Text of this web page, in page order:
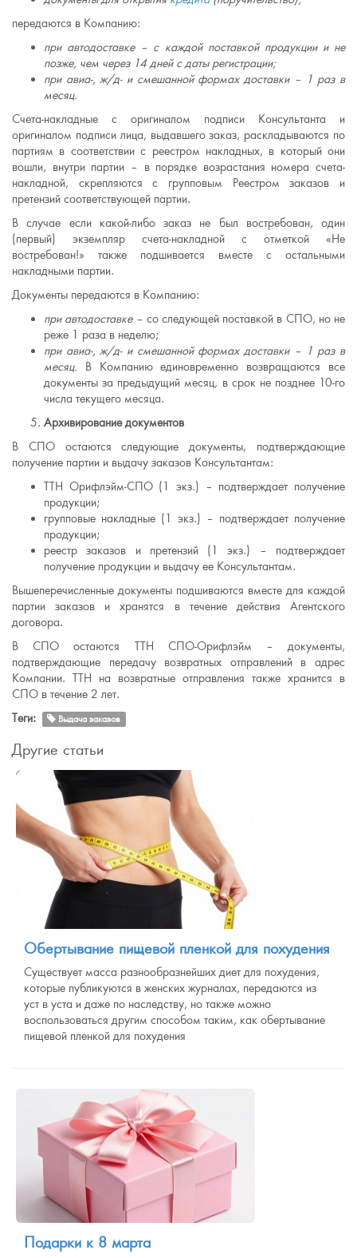
передаются в Компанию:
при автодоставке – с каждой поставкой продукции и не
позже, чем через 14 дней с даты регистрации;
при авиа-, ж/д- и смешанной формах доставки – 1 раз в
месяц.
Счета-накладные с оригиналом подписи Консультанта и
оригиналом подписи лица, выдавшего заказ, раскладываются по
партиям в соответствии с реестром накладных, в который они
вошли, внутри партии – в порядке возрастания номера счета-
накладной, скрепляются с групповым Реестром заказов и
претензий соответствующей партии.
В случае если какой-либо заказ не был востребован, один
(первый) экземпляр счета-накладной с отметкой «Не
востребован!» также подшивается вместе с остальными
накладными партии.
Документы передаются в Компанию:
при автодоставке – со следующей поставкой в СПО, но не
реже 1 раза в неделю;
при авиа-, ж/д- и смешанной формах доставки – 1 раз в
месяц. В Компанию единовременно возвращаются все
документы за предыдущий месяц, в срок не позднее 10-го
числа текущего месяца.
Архивирование документов
В СПО остаются следующие документы, подтверждающие
получение партии и выдачу заказов Консультантам:
ТТН Орифлэйм-СПО (1 экз.) – подтверждает получение
продукции;
групповые накладные (1 экз.) – подтверждает получение
продукции;
реестр заказов и претензий (1 экз.) – подтверждает
получение продукции и выдачу ее Консультантам.
Вышеперечисленные документы подшиваются вместе для каждой
партии заказов и хранятся в течение действия Агентского
договора.
В СПО остаются ТТН СПО-Орифлэйм – документы,
подтверждающие передачу возвратных отправлений в адрес
Компании. ТТН на возвратные отправления также хранится в
СПО в течение 2 лет.
Теги:
Выдача заказов
Другие статьи
Обертывание пищевой пленкой для похудения
Существует масса разнообразнейших диет для похудения,
которые публикуются в женских журналах, передаются из
уст в уста и даже по наследству, но также можно
воспользоваться другим способом таким, как обертывание
пищевой пленкой для похудения
Подарки к 8 марта